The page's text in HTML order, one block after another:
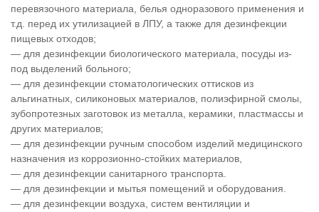
перевязочного материала, белья одноразового применения и
т.д. перед их утилизацией в ЛПУ, а также для дезинфекции
пищевых отходов;
— для дезинфекции биологического материала, посуды из-
под выделений больного;
— для дезинфекции стоматологических оттисков из
альгинатных, силиконовых материалов, полиэфирной смолы,
зубопротезных заготовок из металла, керамики, пластмассы и
других материалов;
— для дезинфекции ручным способом изделий медицинского
назначения из коррозионно-стойких материалов,
— для дезинфекции санитарного транспорта.
— для дезинфекции и мытья помещений и оборудования.
— для дезинфекции воздуха, систем вентиляции и